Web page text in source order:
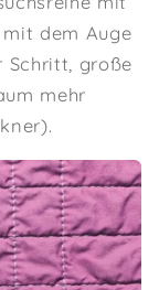
dem Auge
Schritt, große
mehr